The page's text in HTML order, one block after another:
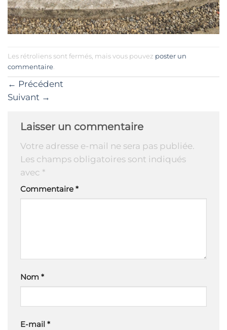
Les rétroliens sont fermés, mais vous pouvez poster un
commentaire
← Précédent
Suivant →
Laisser un commentaire
Votre adresse e-mail ne sera pas publiée.
Les champs obligatoires sont indiqués
avec *
Commentaire *
Nom *
E-mail *